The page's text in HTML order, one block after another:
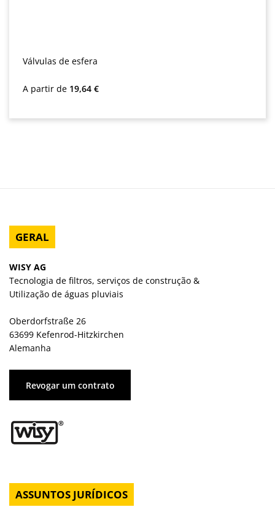
Válvulas de esfera
Preço normal:
A partir de 19,64 €
GERAL
WISY AG
Tecnologia de filtros, serviços de construção &
Utilização de águas pluviais
Oberdorfstraße 26
63699 Kefenrod-Hitzkirchen
Alemanha
Revogar um contrato
ASSUNTOS JURÍDICOS